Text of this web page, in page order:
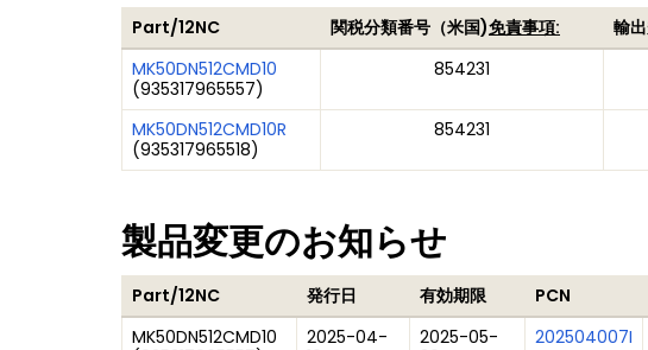
Part/12NC 関税分類番号（米国)免責事項: 輸
MK50DN512CMD10
(935317965557)
854231
MK50DN512CMD10R
(935317965518)
854231
製品変更のお知らせ
Part/12NC 発行日 有効期限 PCN
MK50DN512CMD10
2025-04-
2025-05-
202504007I